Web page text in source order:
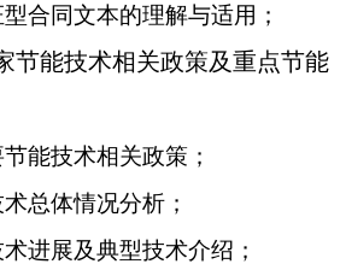
合同文本的理解与适用；
节能技术相关政策及重点节能
能技术相关政策；
总体情况分析；
进展及典型技术介绍；